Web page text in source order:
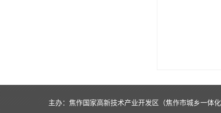
主办：焦作国家高新技术产业开发区（焦作市城乡一